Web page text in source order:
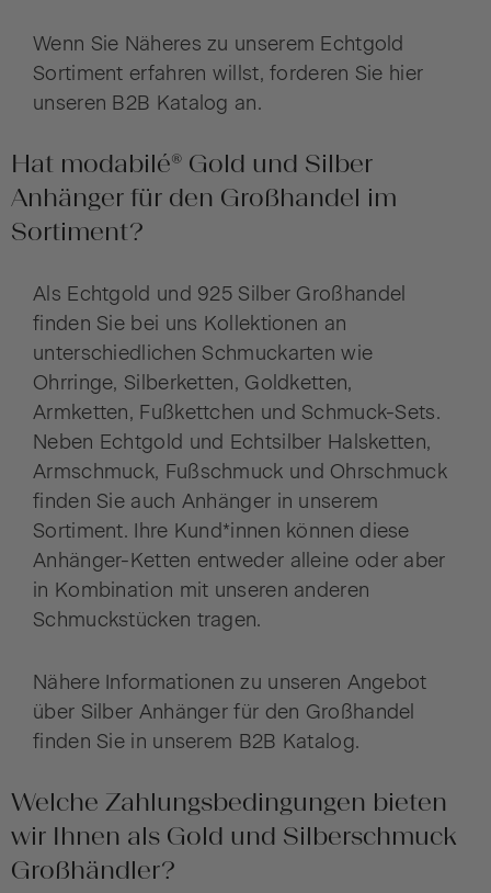
Wenn Sie Näheres zu unserem Echtgold
Sortiment erfahren willst, forderen Sie hier
unseren B2B Katalog an.
Hat modabilé® Gold und Silber
Anhänger für den Großhandel im
Sortiment?
Als Echtgold und 925 Silber Großhandel
finden Sie bei uns Kollektionen an
unterschiedlichen Schmuckarten wie
Ohrringe, Silberketten, Goldketten,
Armketten, Fußkettchen und Schmuck-Sets.
Neben Echtgold und Echtsilber Halsketten,
Armschmuck, Fußschmuck und Ohrschmuck
finden Sie auch Anhänger in unserem
Sortiment. Ihre Kund*innen können diese
Anhänger-Ketten entweder alleine oder aber
in Kombination mit unseren anderen
Schmuckstücken tragen.
Nähere Informationen zu unseren Angebot
über Silber Anhänger für den Großhandel
finden Sie in unserem B2B Katalog.
Welche Zahlungsbedingungen bieten
wir Ihnen als Gold und Silberschmuck
Großhändler?